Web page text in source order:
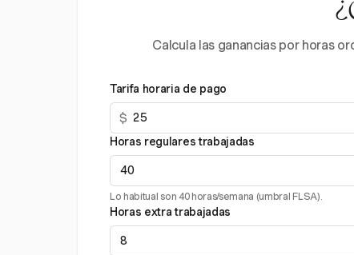
Calcula las ganancias por horas
Tarifa horaria de pago
$
Horas regulares trabajadas
Lo habitual son 40 horas/semana (umbral FLSA).
Horas extra trabajadas